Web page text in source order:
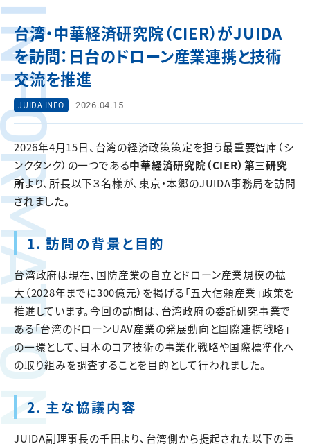
台湾・中華経済研究院（CIER）がJUIDA
を訪問：日台のドローン産業連携と技術
交流を推進
JUIDA INFO 2026.04.15
2026年4月15日、台湾の経済政策策定を担う最重要智庫（シ
ンクタンク）の一つである中華経済研究院（CIER）第三研究
所より、所長以下３名様が、東京・本郷のJUIDA事務局を訪問
されました。
1. 訪問の背景と目的
台湾政府は現在、国防産業の自立とドローン産業規模の拡
大（2028年までに300億元）を掲げる「五大信頼産業」政策を
推進しています。今回の訪問は、台湾政府の委託研究事業で
ある「台湾のドローンUAV産業の発展動向と国際連携戦略」
の一環として、日本のコア技術の事業化戦略や国際標準化へ
の取り組みを調査することを目的として行われました。
2. 主な協議内容
JUIDA副理事長の千田より、台湾側から提起された以下の重